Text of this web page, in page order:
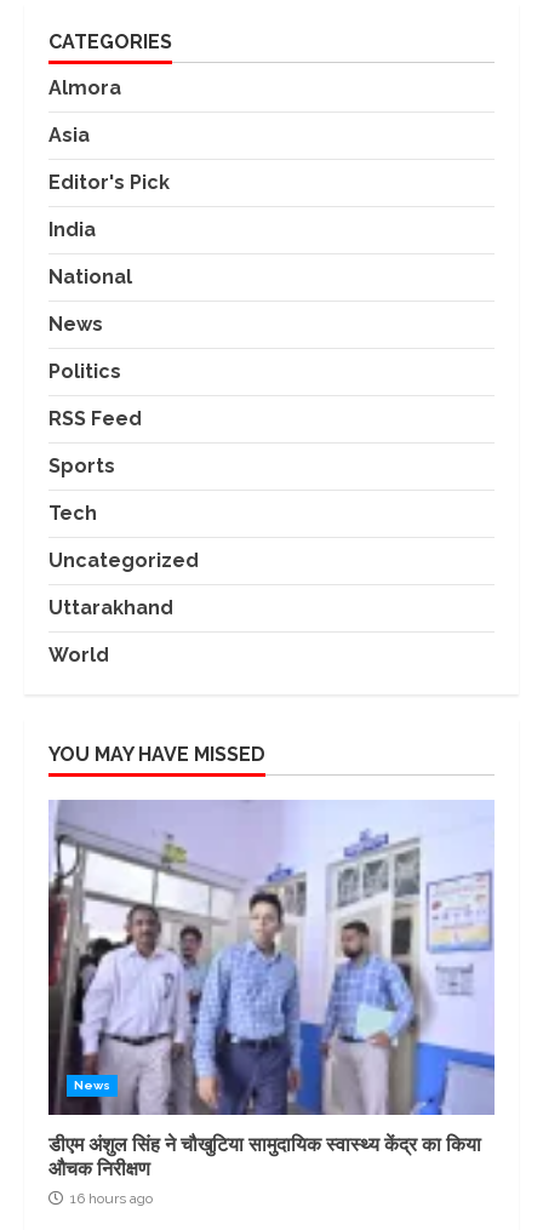
CATEGORIES
Almora
Asia
Editor's Pick
India
National
News
Politics
RSS Feed
Sports
Tech
Uncategorized
Uttarakhand
World
YOU MAY HAVE MISSED
News
डीएम अंशुल सिंह ने चौखुटिया सामुदायिक स्वास्थ्य केंद्र का किया
औचक निरीक्षण
16 hours ago